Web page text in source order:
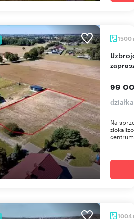
1500
Uzbrojona działka pod dom w spokojnej okolicy
99
Na
1004